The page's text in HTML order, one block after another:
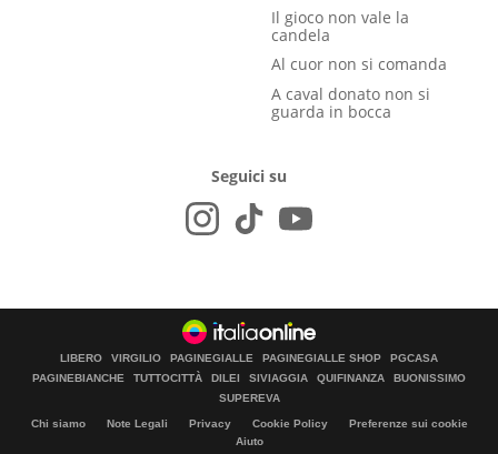
Il gioco non vale la
candela
Al cuor non si comanda
A caval donato non si
guarda in bocca
Seguici su
LIBERO VIRGILIO PAGINEGIALLE PAGINEGIALLE SHOP
PGCASA
PAGINEBIANCHE
TUTTOCITTÀ DILEI SIVIAGGIA QUIFINANZA
BUONISSIMO
SUPEREVA
Chi siamo Note Legali Privacy Cookie Policy
Preferenze sui cookie
Aiuto